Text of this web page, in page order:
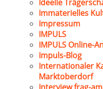
Ideelle
Immaterielles
Impressum
IMPULS
IMPULS Online-
Impuls-Blog
Internationaler
Marktoberdorf